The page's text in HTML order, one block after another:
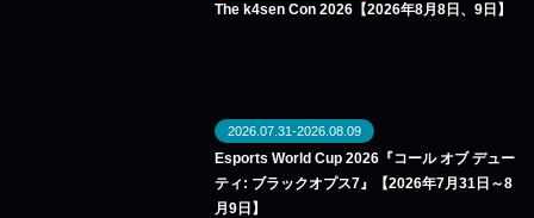
The k4sen Con 2026【2026年8月8日、9日】
2026.07.31-2026.08.09
Esports World Cup 2026『コール オブ デュー
ティ: ブラックオプス7』【2026年7月31日～8
月9日】